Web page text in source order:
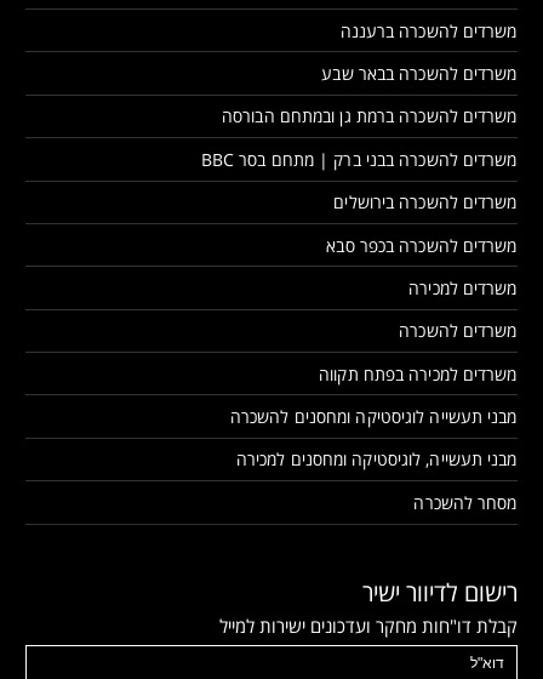
משרדים להשכרה ברעננה
משרדים להשכרה בבאר שבע
משרדים להשכרה ברמת גן ובמתחם הבורסה
משרדים להשכרה בבני ברק | מתחם בסר BBC
משרדים להשכרה בירושלים
משרדים להשכרה בכפר סבא
משרדים למכירה
משרדים להשכרה
משרדים למכירה בפתח תקווה
מבני תעשייה לוגיסטיקה ומחסנים להשכרה
מבני תעשייה, לוגיסטיקה ומחסנים למכירה
מסחר להשכרה
רישום לדיוור ישיר
קבלת דו"חות מחקר ועדכונים ישירות למייל